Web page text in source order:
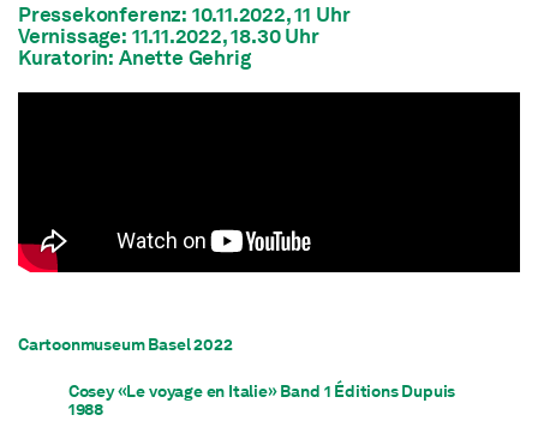
Pressekonferenz: 10.11.2022, 11 Uhr
Vernissage: 11.11.2022, 18.30 Uhr
Kuratorin: Anette Gehrig
Cartoonmuseum Basel 2022
Cosey «Le voyage en Italie» Band 1 Éditions Dupuis
1988